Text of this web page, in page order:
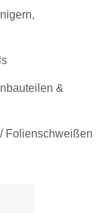
&
Folienschweißen